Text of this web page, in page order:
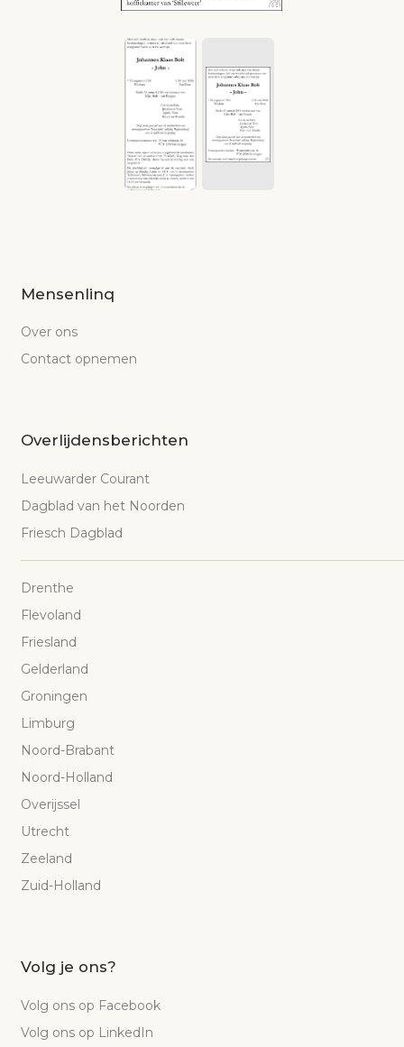
Mensenlinq
Over ons
Contact opnemen
Overlijdensberichten
Leeuwarder Courant
Dagblad van het Noorden
Friesch Dagblad
Drenthe
Flevoland
Friesland
Gelderland
Groningen
Limburg
Noord-Brabant
Noord-Holland
Overijssel
Utrecht
Zeeland
Zuid-Holland
Volg je ons?
Volg ons op Facebook
Volg ons op LinkedIn